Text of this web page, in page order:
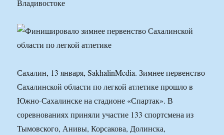
Владивостоке
Сахалин, 13 января, SakhalinMedia. Зимнее первенство
Сахалинской области по легкой атлетике прошло в
Южно-Сахалинске на стадионе «Спартак». В
соревнованиях приняли участие 133 спортсмена из
Тымовского, Анивы, Корсакова, Долинска,